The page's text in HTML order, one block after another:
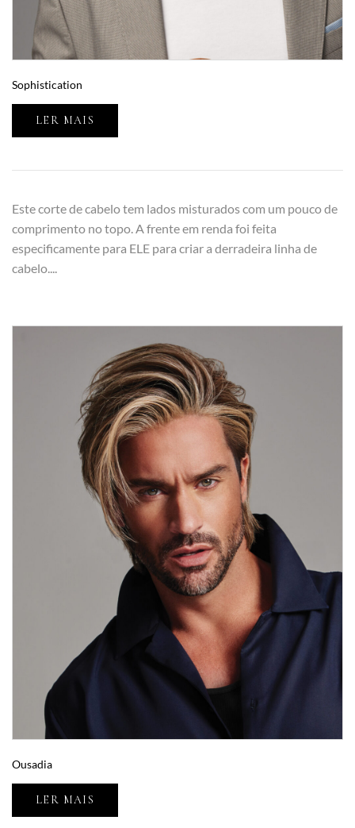
Sophistication
LER MAIS
Este corte de cabelo tem lados misturados com um pouco de
comprimento no topo. A frente em renda foi feita
especificamente para ELE para criar a derradeira linha de
cabelo....
Ousadia
LER MAIS